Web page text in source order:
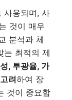
사용되며, 사
것이 매우
분석과 체
는 최적의 제
, 투광율, 가
려하여 장
것이 중요합